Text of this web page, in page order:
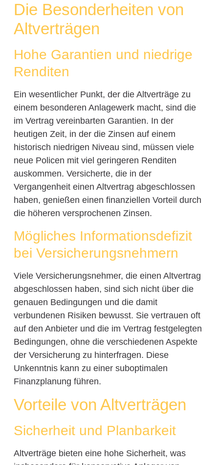
Die Besonderheiten von
Altverträgen
Hohe Garantien und niedrige
Renditen
Ein wesentlicher Punkt, der die Altverträge zu
einem besonderen Anlagewerk macht, sind die
im Vertrag vereinbarten Garantien. In der
heutigen Zeit, in der die Zinsen auf einem
historisch niedrigen Niveau sind, müssen viele
neue Policen mit viel geringeren Renditen
auskommen. Versicherte, die in der
Vergangenheit einen Altvertrag abgeschlossen
haben, genießen einen finanziellen Vorteil durch
die höheren versprochenen Zinsen.
Mögliches Informationsdefizit
bei Versicherungsnehmern
Viele Versicherungsnehmer, die einen Altvertrag
abgeschlossen haben, sind sich nicht über die
genauen Bedingungen und die damit
verbundenen Risiken bewusst. Sie vertrauen oft
auf den Anbieter und die im Vertrag festgelegten
Bedingungen, ohne die verschiedenen Aspekte
der Versicherung zu hinterfragen. Diese
Unkenntnis kann zu einer suboptimalen
Finanzplanung führen.
Vorteile von Altverträgen
Sicherheit und Planbarkeit
Altverträge bieten eine hohe Sicherheit, was